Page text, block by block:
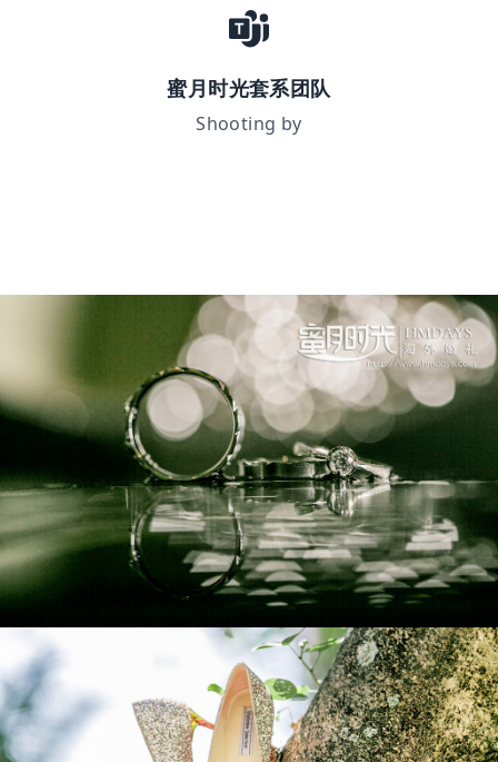
蜜月时光套系团队
Shooting by